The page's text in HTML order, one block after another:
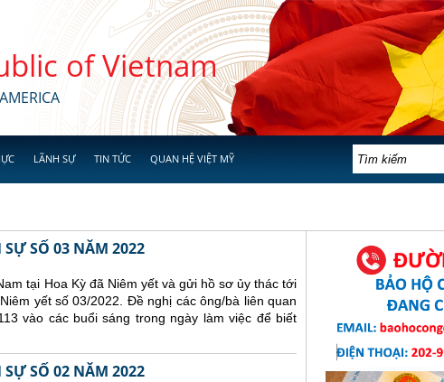
of Vietnam
LÃNH SỰ TIN TỨC QUAN HỆ VIỆT MỸ BIỂU MẪU TÌM KIẾM
SỰ SỐ 03 NĂM 2022
tại Hoa Kỳ đã Niêm yết và gửi hồ sơ ủy thác tới
yết số 03/2022. Đề nghị các ông/bà liên quan
vào các buổi sáng trong ngày làm việc để biết
SỰ SỐ 02 NĂM 2022